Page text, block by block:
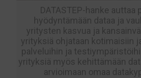
DATASTEP-hanke auttaa
hyödyntämään dataa ja
yritysten kasvua ja
yrityksiä ohjataan kotimaisiin
palveluihin ja
yrityksiä myös kehittämään
arvioimaan omaa